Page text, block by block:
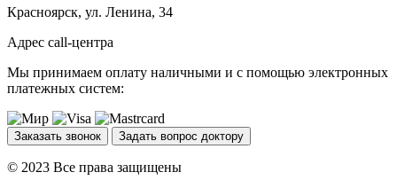
Красноярск, ул. Ленина, 34
Адрес call-центра
Мы принимаем оплату наличными и с помощью электронных
платежных систем:
Заказать звонок Задать вопрос доктору
© 2023 Все права защищены